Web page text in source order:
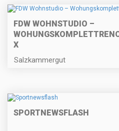
FDW WOHNSTUDIO –
X
Salzkammergut
SPORTNEWSFLASH